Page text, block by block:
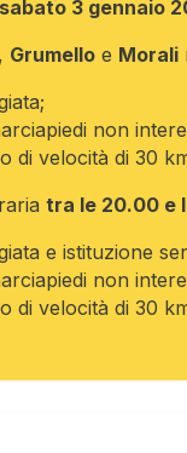
sabato 3 gennaio
, Grumello e Morali
non
di velocità di 30
tra le 20.00 e
e istituzione
non
di velocità di 30